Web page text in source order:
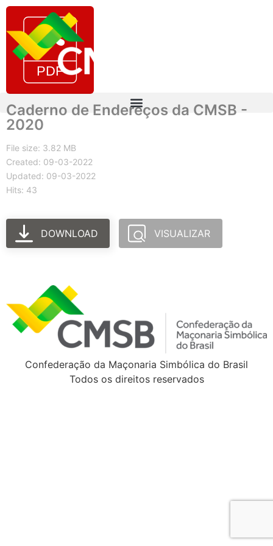
Caderno de Endereços da CMSB -
2020
File size: 3.82 MB
Created: 09-03-2022
Updated: 09-03-2022
Hits: 43
DOWNLOAD VISUALIZAR
Confederação da Maçonaria Simbólica do Brasil
Todos os direitos reservados